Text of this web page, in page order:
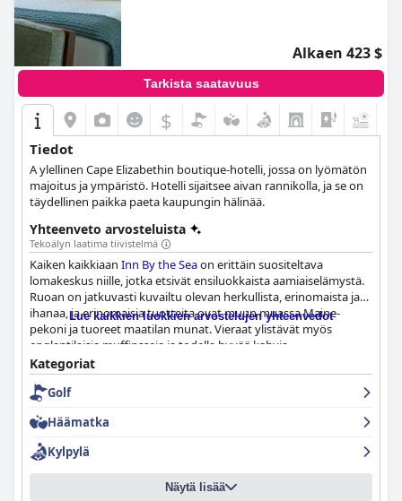
Alkaen 423 $
Tarkista saatavuus
$
Tiedot
Α ylellinen Cape Elizabethin boutique-hotelli, jossa on lyömätön
majoitus ja ympäristö. Hotelli sijaitsee aivan rannikolla, ja se on
täydellinen paikka paeta kaupungin hälinää.
Yhteenveto arvosteluista
Tekoälyn laatima tiivistelmä
Kaiken kaikkiaan Inn By the Seaon erittäin suositeltava
lomakeskus niille, jotka etsivät ensiluokkaista aamiaiselämystä.
Ruoan on jatkuvasti kuvailtu olevan herkullista, erinomaista ja
ihanaa, ja erinomaisia tuotteita ovat muun muassa Maine-
pekoni ja tuoreet maatilan munat. Vieraat ylistävät myös
englantilaisia muffinsseja ja todella hyvää kahvia.
Aamiaisvalikoima on runsas ja tyydyttävä, ja jotkut vieraat jopa
kutsuvat sitä parhaaksi ruoaksi, jota he ovat koskaan syöneet
lomakeskuksessa. Pannukakkujen, ranskalaisten paahtoleipien
Lue kaikkien luokkien arvostelujen yhteenvedot
Kategoriat
Golf
Häämatka
Kylpylä
Näytä lisää